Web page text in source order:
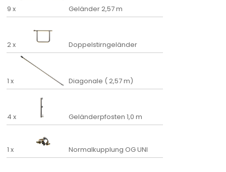
9 x Geländer 2,57 m
2 x Doppelstirngeländer
1 x Diagonale ( 2,57 m)
4 x Geländerpfosten 1,0 m
1 x Normalkupplung OG UNI